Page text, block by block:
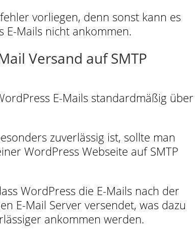
vorliegen, denn sonst kann es
E-Mails nicht ankommen.
Versand auf SMTP
E-Mails standardmäßig über
zuverlässig ist, sollte man
WordPress Webseite auf SMTP
WordPress die E-Mails nach der
E-Mail Server versendet, was dazu
ankommen werden.